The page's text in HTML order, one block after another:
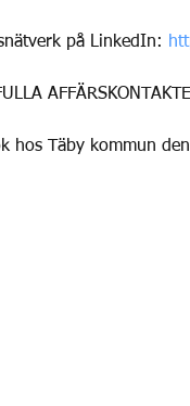
på LinkedIn:
hos Täby kommun